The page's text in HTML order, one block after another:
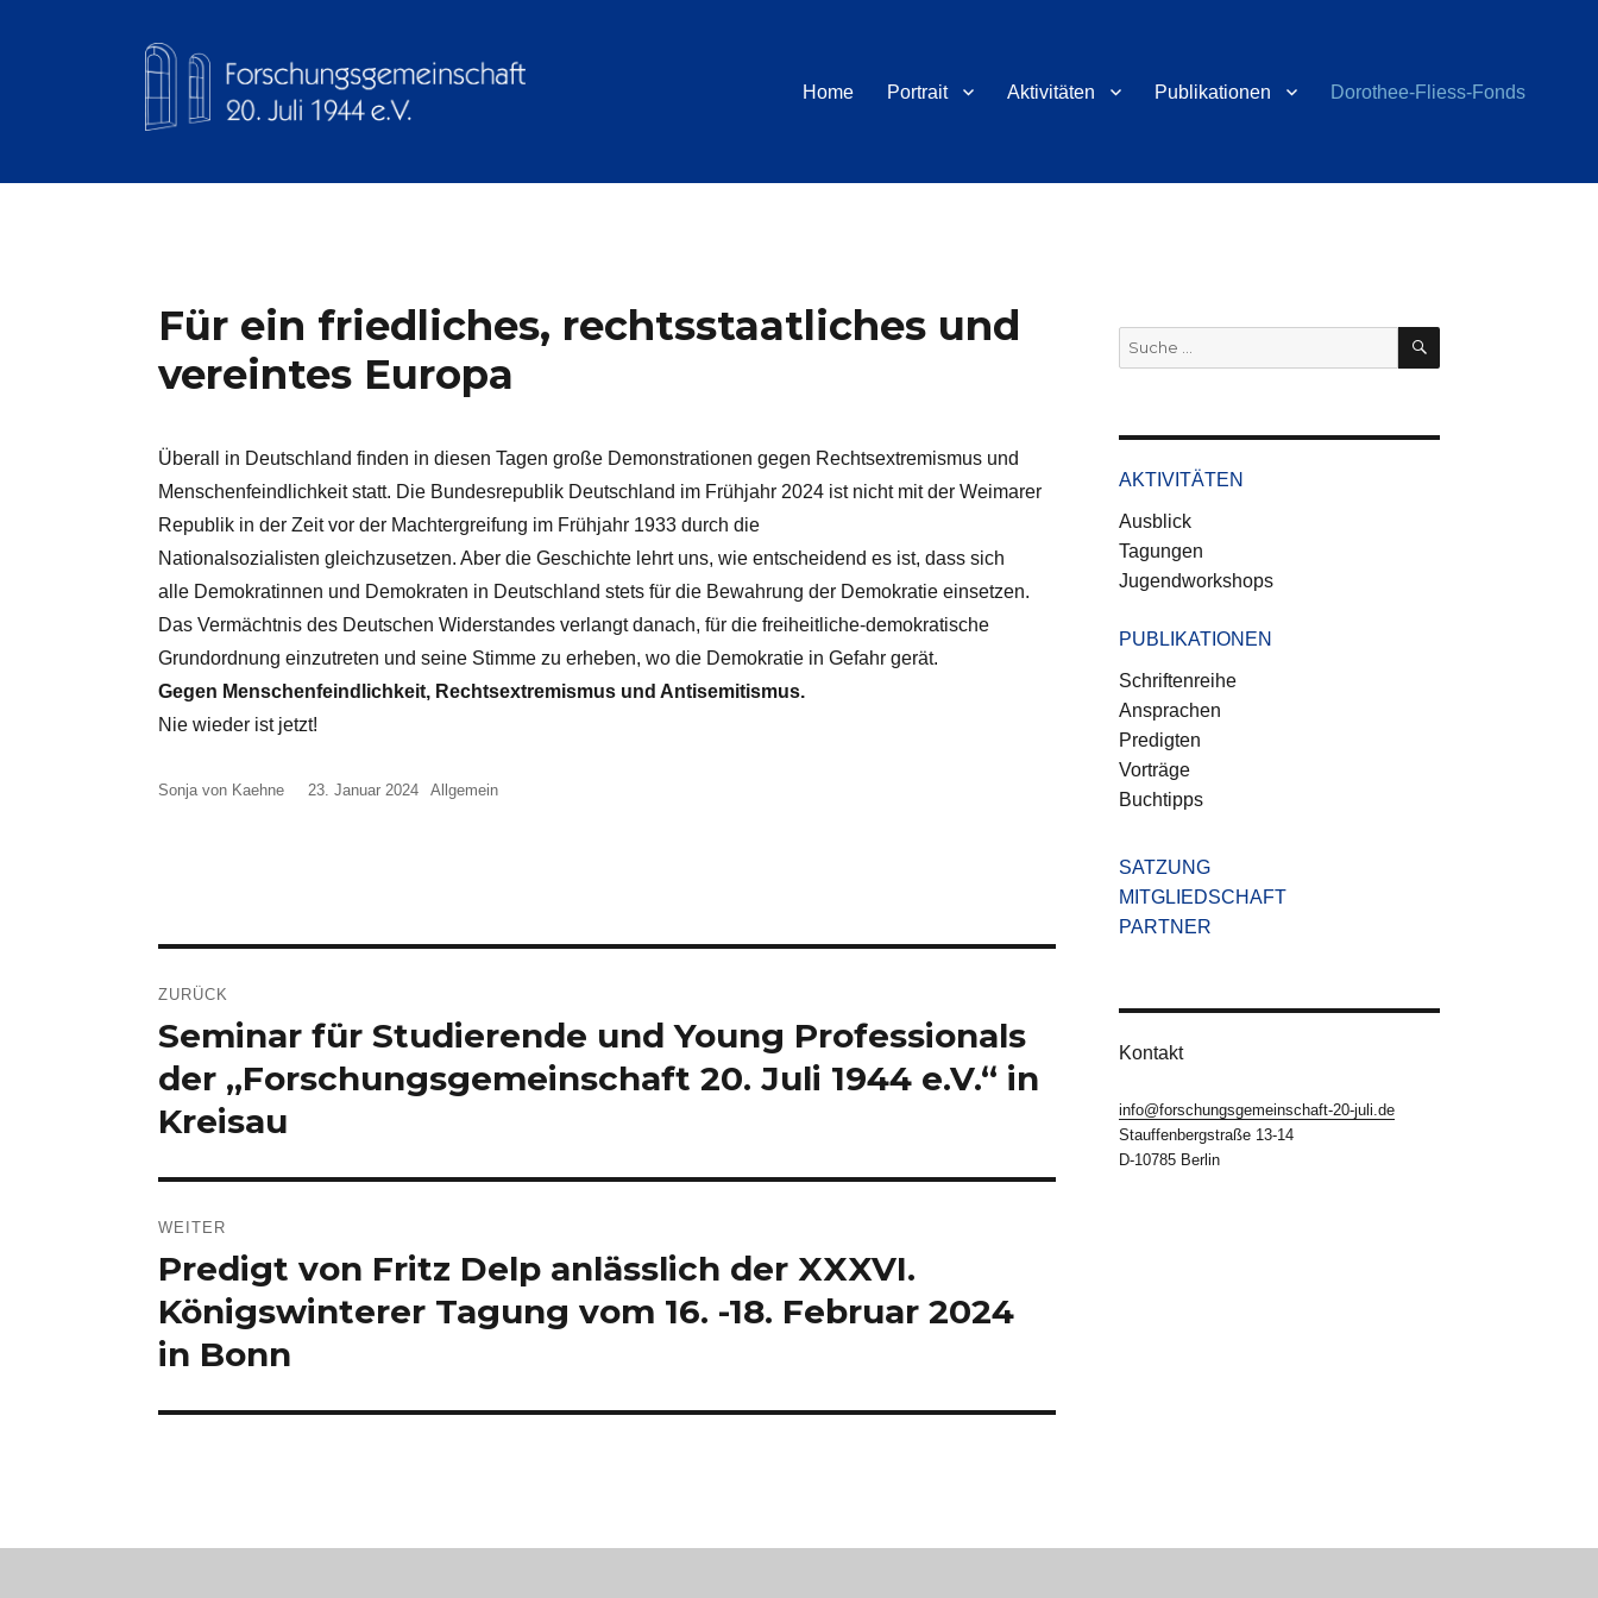
Forschungsgemeinschaft 20.Juli 1944
Home Portrait Aktivitäten Publikationen Dorothee-Fliess-Fonds
Für ein friedliches, rechtsstaatliches und
vereintes Europa
Überall in Deutschland finden in diesen Tagen große Demonstrationen gegen Rechtsextremismus und
Menschenfeindlichkeit statt. Die Bundesrepublik Deutschland im Frühjahr 2024 ist nicht mit der Weimarer
Republik in der Zeit vor der Machtergreifung im Frühjahr 1933 durch die
Nationalsozialisten gleichzusetzen. Aber die Geschichte lehrt uns, wie entscheidend es ist, dass sich
alle Demokratinnen und Demokraten in Deutschland stets für die Bewahrung der Demokratie einsetzen.
Das Vermächtnis des Deutschen Widerstandes verlangt danach, für die freiheitliche-demokratische
Grundordnung einzutreten und seine Stimme zu erheben, wo die Demokratie in Gefahr gerät.
Gegen Menschenfeindlichkeit, Rechtsextremismus und Antisemitismus.
Nie wieder ist jetzt!
Autor
Sonja von Kaehne
Veröffentlicht
23. Januar 2024 Kategorien
Allgemein
ZURÜCK
Vorheriger
Beitrag:
Seminar für Studierende und Young Professionals
der „Forschungsgemeinschaft 20. Juli 1944 e.V.“ in
Kreisau
WEITER
Nächster
Beitrag:
Predigt von Fritz Delp anlässlich der XXXVI.
Königswinterer Tagung vom 16. -18. Februar 2024
in Bonn
Suche
nach:
SUCHEN
AKTIVITÄTEN
Ausblick
Tagungen
Jugendworkshops
PUBLIKATIONEN
Schriftenreihe
Ansprachen
Predigten
Vorträge
Buchtipps
SATZUNG
MITGLIEDSCHAFT
PARTNER
Kontakt
info@forschungsgemeinschaft-20-juli.de
Stauffenbergstraße 13-14
D-10785 Berlin